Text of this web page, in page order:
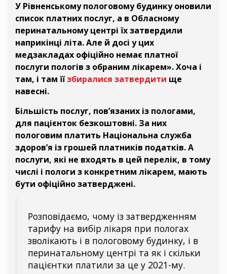
У Рівненському пологовому будинку оновили
список платних послуг, а в Обласному
перинатальному центрі їх затвердили
наприкінці літа. Але й досі у цих
медзакладах офіційно немає платної
послуги пологів з обраним лікарем». Хоча і
там, і там їїзбиралися затвердити ще
навесні.
Більшість послуг, пов’язаних із пологами,
для пацієнток безкоштовні. За них
пологовим платить Національна служба
здоров’я із грошей платників податків. А
послуги, які не входять в цей перелік, в тому
числі і пологи з конкретним лікарем, мають
бути офіційно затверджені.
Розповідаємо, чому із затвердженням
тарифу на вибір лікаря при пологах
зволікають і в пологовому будинку, і в
перинатальному центрі та як і скільки
пацієнтки платили за це у 2021-му.